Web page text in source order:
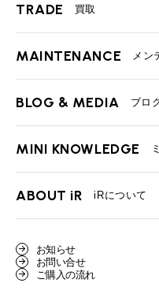
TRADE 買取
TOP
必要書類
BMWミニ買取査定依
ローバーミニ買取査定
MAINTENANCE メン
TOP
最近の修理実績
BLOG & MEDIA ブロ
TOP
User's Voice 購
Part's Report
MINI KNOWLEDGE
TOP
ローバーミニナレッジ
ABOUT iR iRについて
スタッフ紹介
お知らせ
お問い合せ
ご購入の流れ